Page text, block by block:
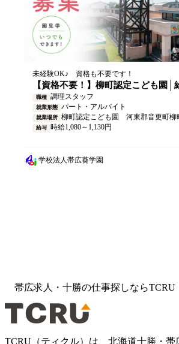
未経験OK♪ 資格も不要です！
【資格不要！】柳町認定こども園│
職種 調理スタッフ
就業形態 パート・アルバイト
就業場所 柳町認定こども園 河東郡音更町柳
給与 時給1,080～1,130円
学校法人帯広葵学園
帯広求人・十勝の仕事探しならTCRU
TCRU（ティクル）は、北海道十勝・帯